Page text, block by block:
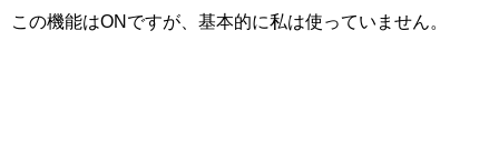
この機能はONですが、基本的に私は使っていません。